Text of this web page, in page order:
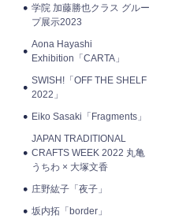
学院 加藤勝也クラス グルー
プ展示2023
Aona Hayashi
Exhibition「CARTA」
SWISH!「OFF THE SHELF
2022」
Eiko Sasaki「Fragments」
JAPAN TRADITIONAL
CRAFTS WEEK 2022 丸亀
うちわ × 大塚文香
庄野紘子「夜子」
坂内拓「border」